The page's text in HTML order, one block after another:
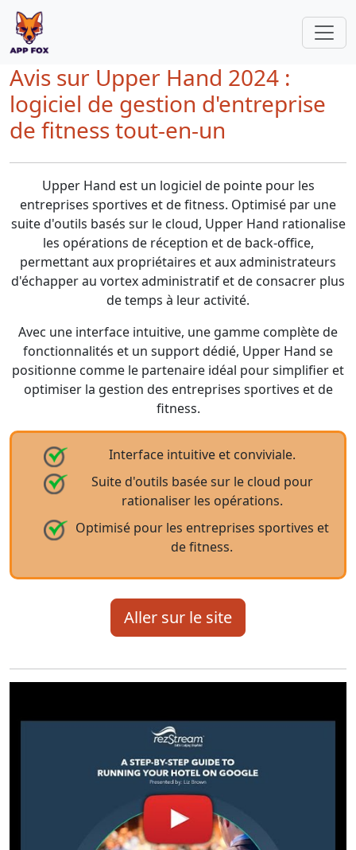
Avis sur Upper Hand 2024 :
logiciel de gestion d'entreprise
de fitness tout-en-un
Upper Hand est un logiciel de pointe pour les
entreprises sportives et de fitness. Optimisé par une
suite d'outils basés sur le cloud, Upper Hand rationalise
les opérations de réception et de back-office,
permettant aux propriétaires et aux administrateurs
d'échapper au vortex administratif et de consacrer plus
de temps à leur activité.
Avec une interface intuitive, une gamme complète de
fonctionnalités et un support dédié, Upper Hand se
positionne comme le partenaire idéal pour simplifier et
optimiser la gestion des entreprises sportives et de
fitness.
Interface intuitive et conviviale.
Suite d'outils basée sur le cloud pour
rationaliser les opérations.
Optimisé pour les entreprises sportives et
de fitness.
Aller sur le site